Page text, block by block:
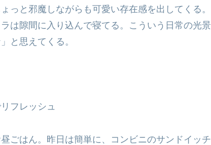
っと邪魔しながらも可愛い存在感を出してくる
は隙間に入り込んで寝てる。こういう日常の光
と思えてくる。
フレッシュ
ごはん。昨日は簡単に、コンビニのサンドイッ